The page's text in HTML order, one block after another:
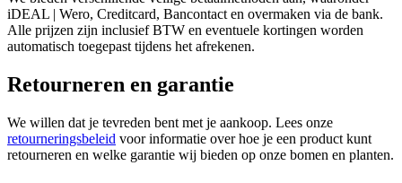
iDEAL | Wero, Creditcard, Bancontact en overmaken via de bank.
Alle prijzen zijn inclusief BTW en eventuele kortingen worden
automatisch toegepast tijdens het afrekenen.
Retourneren en garantie
We willen dat je tevreden bent met je aankoop. Lees onze
retourneringsbeleid voor informatie over hoe je een product kunt
retourneren en welke garantie wij bieden op onze bomen en planten.